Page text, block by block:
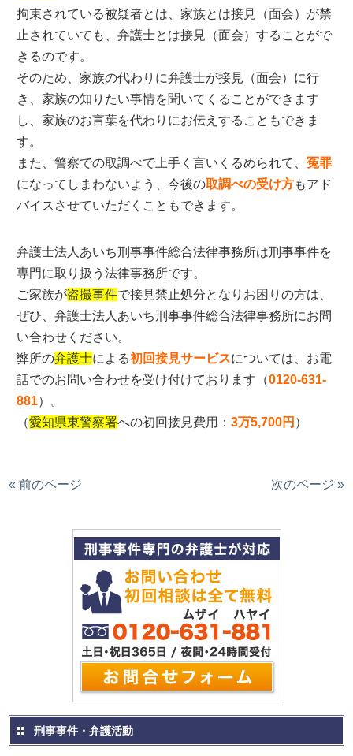
拘束されている被疑者とは、家族とは接見（面会）が禁
止されていても、弁護士とは接見（面会）することがで
きるのです。
そのため、家族の代わりに弁護士が接見（面会）に行
き、家族の知りたい事情を聞いてくることができます
し、家族のお言葉を代わりにお伝えすることもできま
す。
また、警察での取調べで上手く言いくるめられて、冤罪
になってしまわないよう、今後の取調べの受け方もアド
バイスさせていただくこともできます。
弁護士法人あいち刑事事件総合法律事務所は刑事事件を
専門に取り扱う法律事務所です。
ご家族が盗撮事件で接見禁止処分となりお困りの方は、
ぜひ、弁護士法人あいち刑事事件総合法律事務所にお問
い合わせください。
弊所の弁護士による初回接見サービスについては、お電
話でのお問い合わせを受け付けております（0120-631-
881）。
（愛知県東警察署への初回接見費用：3万5,700円 ）
« 前のページ 次のページ »
刑事事件・弁護活動